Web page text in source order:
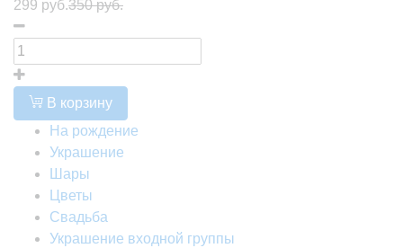
299 руб.350 руб.
В корзину
На рождение
Украшение
Шары
Цветы
Свадьба
Украшение входной группы